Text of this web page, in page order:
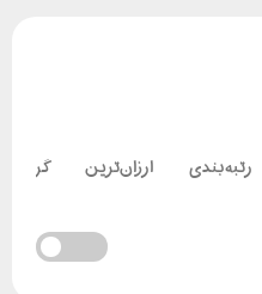
رتبه بندی ارزان‌ترین